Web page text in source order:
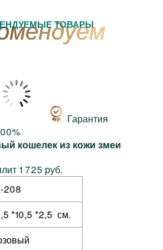
ТОВАРЫ
Гарантия
кошелек из кожи змеи
1 725 руб.
208
*10,5 *2,5 см.